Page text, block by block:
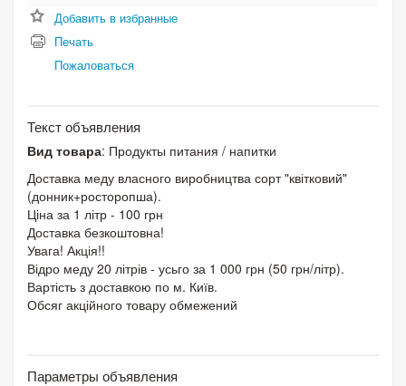
Добавить в избранные
Печать
Пожаловаться
Текст объявления
Вид товара: Продукты питания / напитки
Доставка меду власного виробництва сорт "квітковий"
(донник+росторопша).
Ціна за 1 літр - 100 грн
Доставка безкоштовна!
Увага! Акція!!
Відро меду 20 літрів - усьго за 1 000 грн (50 грн/літр).
Вартість з доставкою по м. Київ.
Обсяг акційного товару обмежений
Параметры объявления